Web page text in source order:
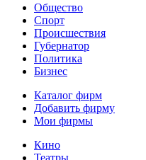
Общество
Спорт
Происшествия
Губернатор
Политика
Бизнес
Каталог фирм
Добавить фирму
Мои фирмы
Кино
Театры